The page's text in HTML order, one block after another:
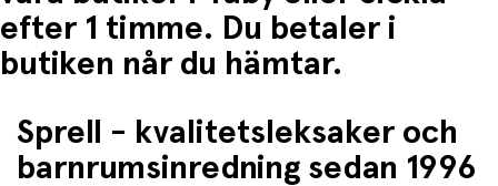
efter 1 timme. Du betaler i
butiken når du hämtar.
Sprell - kvalitetsleksaker och
barnrumsinredning sedan 1996